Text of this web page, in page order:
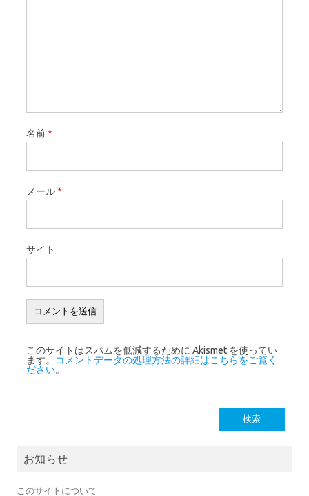
名前*
メール*
サイト
このサイトはスパムを低減するために Akismet を使ってい
ます。
コメントデータの処理方法の詳細はこちらをご覧く
ださい。
お知らせ
このサイトについて